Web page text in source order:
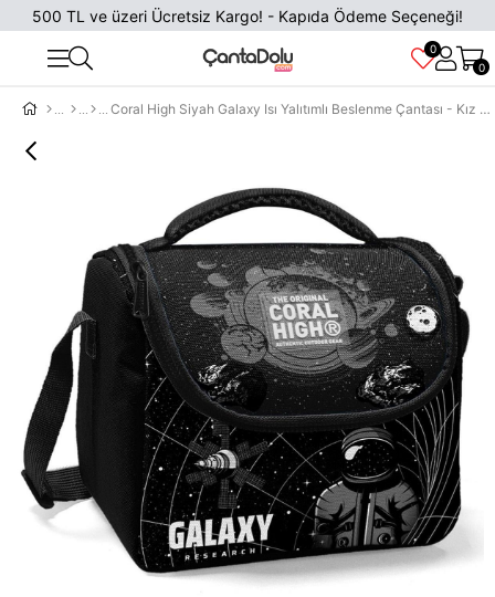
500 TL ve üzeri Ücretsiz Kargo! - Kapıda Ödeme Seçeneği!
0
0
Coral High Siyah Galaxy Isı Yalıtımlı Beslenme Çantası - Kız Çocuk